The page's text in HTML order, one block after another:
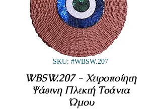
SKU: #WBSW.207
WBSW.207 - Χειροποίητη
Ψάθινη Πλεκτή Τσάντα
Ώμου